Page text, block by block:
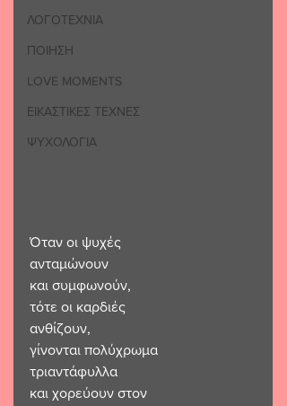
ΛΟΓΟΤΕΧΝΙΑ
ΠΟΙΗΣΗ
LOVE MOMENTS
ΕΙΚΑΣΤΙΚΕΣ ΤΕΧΝΕΣ
ΨΥΧΟΛΟΓΙΑ
Όταν οι ψυχές
ανταμώνουν
και συμφωνούν,
τότε οι καρδιές
ανθίζουν,
γίνονται πολύχρωμα
τριαντάφυλλα
και χορεύουν στον